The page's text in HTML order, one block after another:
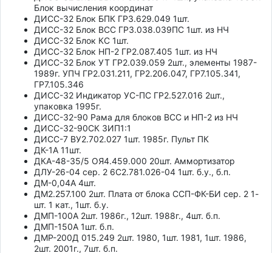
Блок вычисления координат
ДИСС-32 Блок БПК ГР3.629.049 1шт.
ДИСС-32 Блок ВСС ГР3.038.039ПС 1шт. из НЧ
ДИСС-32 Блок КС 1шт.
ДИСС-32 Блок НП-2 ГР2.087.405 1шт. из НЧ
ДИСС-32 Блок УТ ГР2.039.059 2шт., элементы 1987-
1989г. УПЧ ГР2.031.211, ГР2.206.047, ГР7.105.341,
ГР7.105.346
ДИСС-32 Индикатор УС-ПС ГР2.527.016 2шт.,
упаковка 1995г.
ДИСС-32-90 Рама для блоков ВСС и НП-2 из НЧ
ДИСС-32-90СК ЗИП1:1
ДИСС-7 ВУ2.702.027 1шт. 1985г. Пульт ПК
ДК-1А 11шт.
ДКА-48-35/5 ОЯ4.459.000 20шт. Аммортизатор
ДЛУ-26-04 сер. 2 6С2.781.026-04 1шт. б.у., б.п.
ДМ-0,04А 4шт.
ДМ2.257.100 2шт. Плата от блока ССП-ФК-БИ сер. 2 1-
шт. 1 кат., 1шт. б.у.
ДМП-100А 2шт. 1986г., 12шт. 1988г., 4шт. б.п.
ДМП-150А 1шт. б.п.
ДМР-200Д 015.249 2шт. 1980, 1шт. 1981, 1шт. 1986,
2шт. 2001г., 7шт. б.п.